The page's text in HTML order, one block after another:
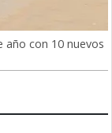
año con 10 nuevos